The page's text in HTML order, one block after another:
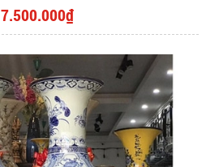
7.500.000₫